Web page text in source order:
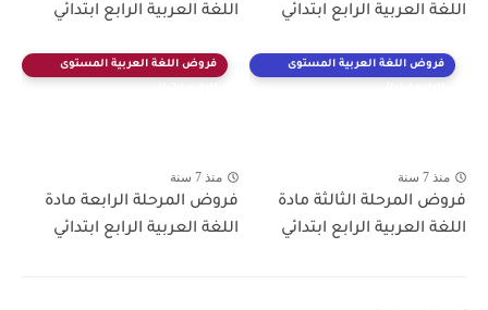
اللغة العربية الرابع ابتدائي
اللغة العربية الرابع ابتدائي
فروض اللغة العربية المستوى
منذ 7 سنة
فروض المرحلة الثالثة مادة
اللغة العربية الرابع ابتدائي
فروض اللغة العربية المستوى
منذ 7 سنة
فروض المرحلة الرابعة مادة
اللغة العربية الرابع ابتدائي